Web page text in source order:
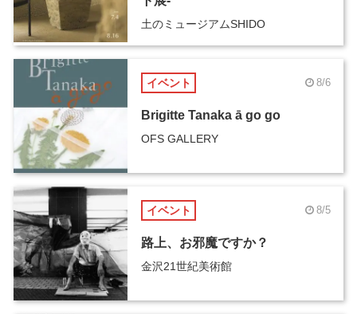
土のミュージアムSHIDO
イベント 8/6
Brigitte Tanaka ā go go
OFS GALLERY
イベント 8/5
路上、お邪魔ですか？
金沢21世紀美術館